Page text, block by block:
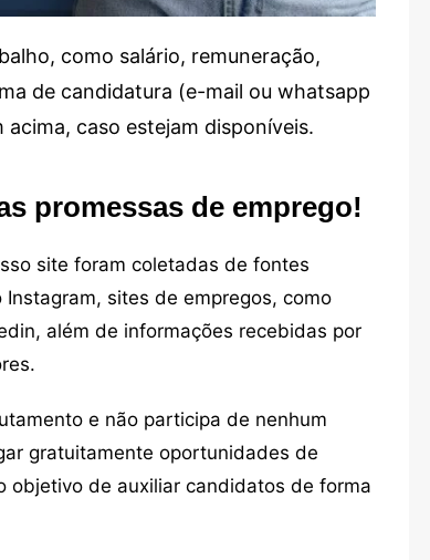
como salário, remuneração,
de candidatura (e-mail ou whatsapp
caso estejam disponíveis.
promessas de emprego!
site foram coletadas de fontes
sites de empregos, como
além de informações recebidas por
e não participa de nenhum
gratuitamente oportunidades de
objetivo de auxiliar candidatos de forma